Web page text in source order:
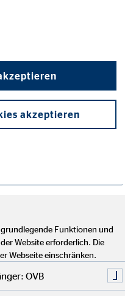
ist, dass Sie
ich Ihnen bis ins Detail,
empfehle und
Bedürfnissen
akzeptieren
Funktionen und
Website erforderlich. Die
Webseite einschränken.
OVB